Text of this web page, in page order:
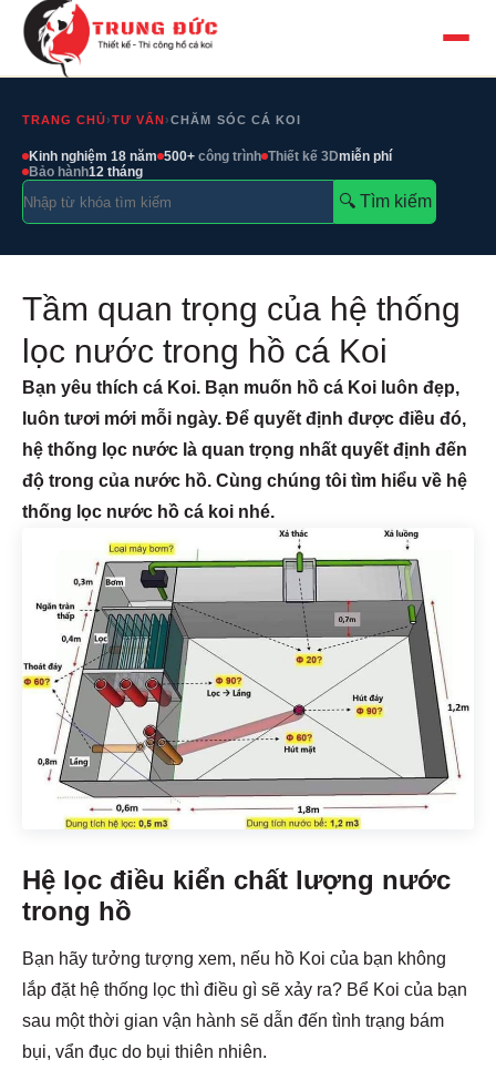
TRANG CHỦ›TƯ VẤN›CHĂM SÓC CÁ KOI
Kinh nghiệm 18 năm 500+ công trình Thiết kế 3Dmiễn phí
Bảo hành12 tháng
🔍︎ Tìm kiếm
Tầm quan trọng của hệ thống
lọc nước trong hồ cá Koi
Bạn yêu thích cá Koi. Bạn muốn hồ cá Koi luôn đẹp,
luôn tươi mới mỗi ngày. Để quyết định được điều đó,
hệ thống lọc nước là quan trọng nhất quyết định đến
độ trong của nước hồ. Cùng chúng tôi tìm hiểu về hệ
thống lọc nước hồ cá koi nhé.
Hệ lọc điều kiển chất lượng nước
trong hồ
Bạn hãy tưởng tượng xem, nếu hồ Koi của bạn không
lắp đặt hệ thống lọc thì điều gì sẽ xảy ra? Bể Koi của bạn
sau một thời gian vận hành sẽ dẫn đến tình trạng bám
bụi, vẩn đục do bụi thiên nhiên.